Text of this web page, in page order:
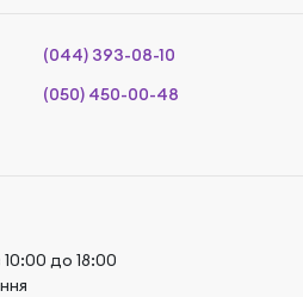
(044) 393-08-10
(050) 450-00-48
10:00 до 18:00